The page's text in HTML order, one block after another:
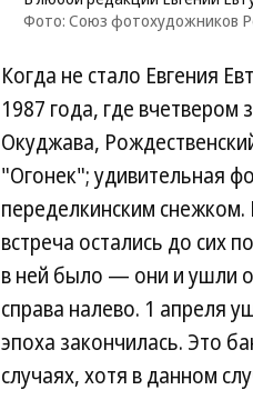
Фото: Союз фотохудожников
Когда не стало Евгения
1987 года, где
Окуджава,
"Огонек"; удивительная
переделкинским
встреча остались до сих
в ней было — они и ушли
справа налево. 1 апреля
эпоха закончилась. Это
случаях, хотя в данном